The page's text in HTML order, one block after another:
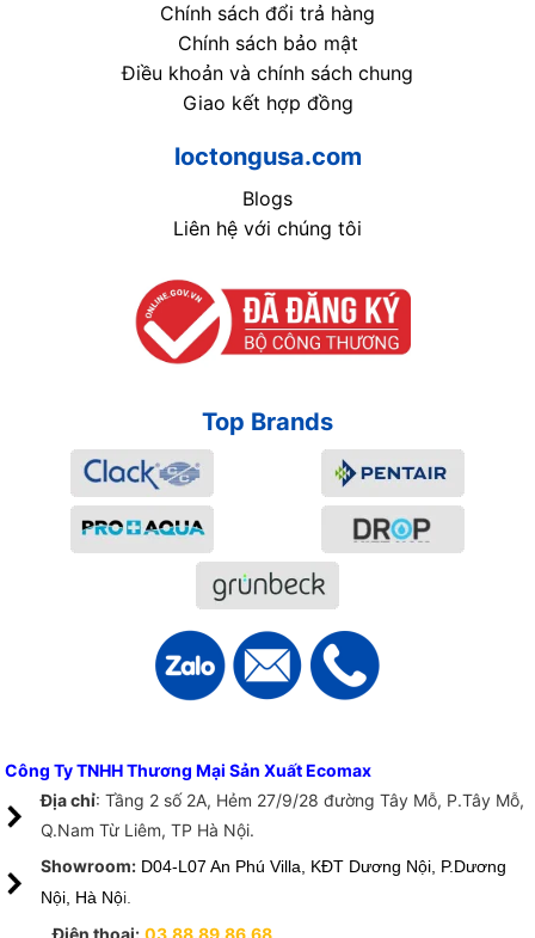
Chính sách đổi trả hàng
Chính sách bảo mật
Điều khoản và chính sách chung
Giao kết hợp đồng
loctongusa.com
Blogs
Liên hệ với chúng tôi
Top Brands
Công Ty TNHH Thương Mại Sản Xuất Ecomax
Địa chỉ: Tầng 2 số 2A, Hẻm 27/9/28 đường Tây Mỗ, P.Tây Mỗ,
Q.Nam Từ Liêm, TP Hà Nội.
Showroom: D04-L07 An Phú Villa, KĐT Dương Nội, P.Dương
Nội, Hà Nội.
Điện thoại: 03.88.89.86.68